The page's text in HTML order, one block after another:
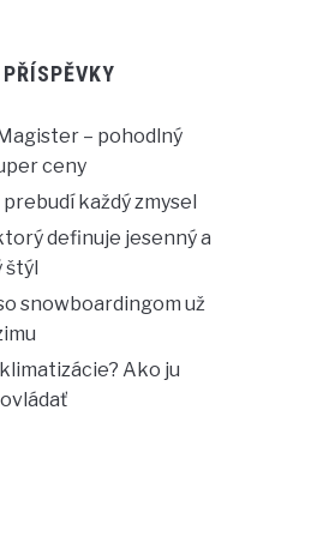
– pohodlný
ceny
každý zmysel
definuje jesenný a
štýl
snowboardingom už
Ako ju